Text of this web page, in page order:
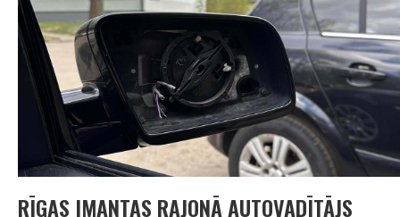
RĪGAS IMANTAS RAJONĀ AUTOVADĪTĀJS